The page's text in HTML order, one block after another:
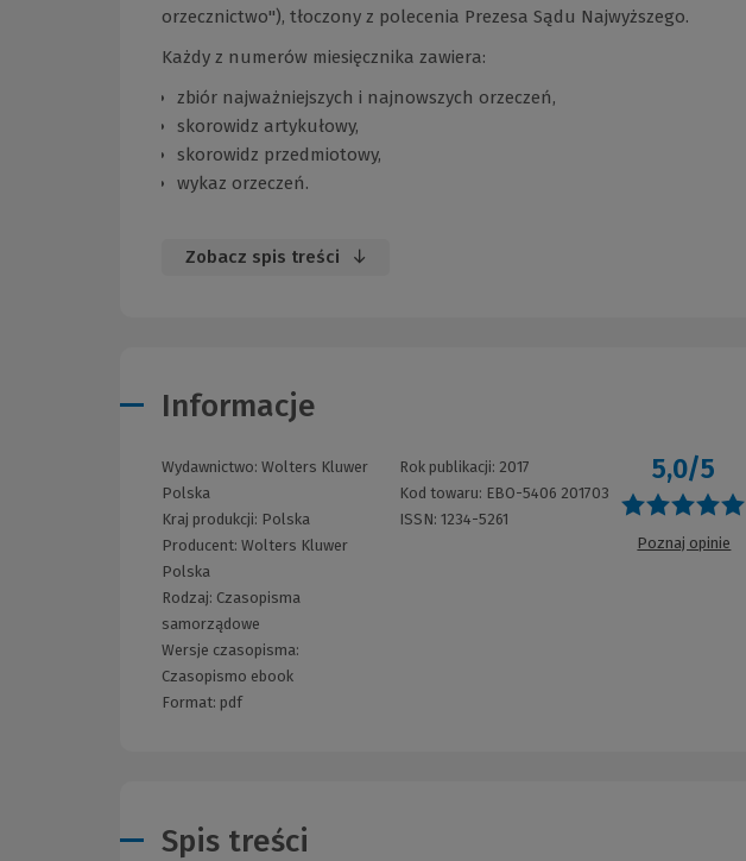
orzecznictwo"), tłoczony z polecenia Prezesa Sądu Najwyższego.
Każdy z numerów miesięcznika zawiera:
zbiór najważniejszych i najnowszych orzeczeń,
skorowidz artykułowy,
skorowidz przedmiotowy,
wykaz orzeczeń.
Zobacz spis treści
Informacje
Wydawnictwo: Wolters Kluwer
Polska
Kraj produkcji: Polska
Producent: Wolters Kluwer
Polska
Rodzaj: Czasopisma
samorządowe
Wersje czasopisma:
Czasopismo ebook
Format: pdf
Rok publikacji: 2017
Kod towaru: EBO-5406 201703
ISSN: 1234-5261
5,0/5
Poznaj opinie
Spis treści